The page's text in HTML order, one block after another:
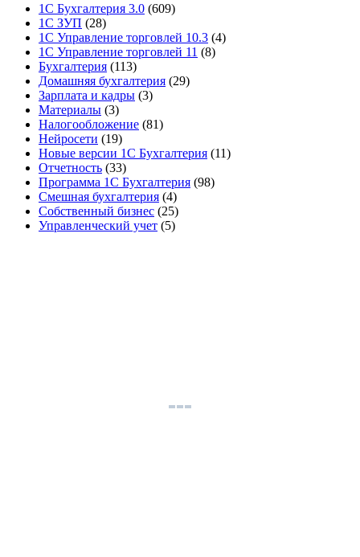
1С Бухгалтерия 3.0 (609)
1С ЗУП (28)
1С Управление торговлей 10.3 (4)
1С Управление торговлей 11 (8)
Бухгалтерия (113)
Домашняя бухгалтерия (29)
Зарплата и кадры (3)
Материалы (3)
Налогообложение (81)
Нейросети (19)
Новые версии 1С Бухгалтерия (11)
Отчетность (33)
Программа 1С Бухгалтерия (98)
Смешная бухгалтерия (4)
Собственный бизнес (25)
Управленческий учет (5)